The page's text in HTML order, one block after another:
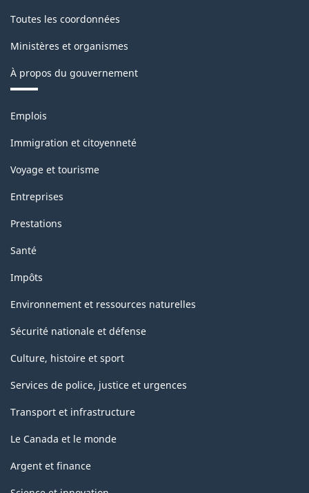
classification
Toutes les coordonnées
Ministères et organismes
À propos du gouvernement
Thèmes
sujets
Emplois
Immigration et citoyenneté
Voyage et tourisme
Entreprises
Prestations
Santé
Impôts
Environnement et ressources naturelles
Sécurité nationale et défense
Culture, histoire et sport
Services de police, justice et urgences
Transport et infrastructure
Le Canada et le monde
Argent et finance